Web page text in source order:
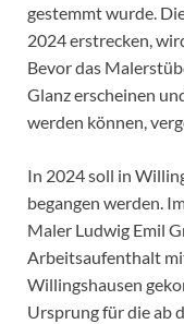
gestemmt wurde.
2024 erstrecken,
Bevor das
Glanz erscheinen
werden können,
In 2024 soll in
begangen werden.
Maler Ludwig Emil
Arbeitsaufenthalt
Willingshausen
Ursprung für die ab